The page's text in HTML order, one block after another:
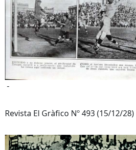
-
Revista El Gràfico Nº 493 (15/12/28)